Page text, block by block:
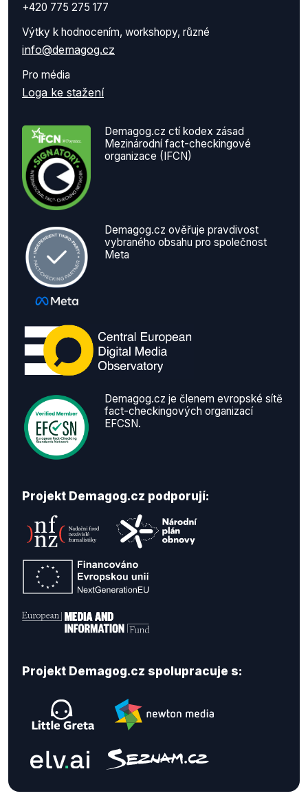
+420 775 275 177
Výtky k hodnocením, workshopy, různé
info@demagog.cz
Pro média
Loga ke stažení
Demagog.cz ctí kodex zásad
Mezinárodní fact-checkingové
organizace (IFCN)
Demagog.cz ověřuje pravdivost
vybraného obsahu pro společnost
Meta
Demagog.cz je členem evropské sítě
fact-checkingových organizací
EFCSN.
Projekt Demagog.cz podporují:
Projekt Demagog.cz spolupracuje s: